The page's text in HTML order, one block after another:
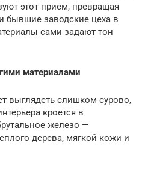
этот прием, превращая
бывшие заводские цеха в
сами задают тон
материалами
выглядеть слишком сурово,
кроется в
железо —
дерева, мягкой кожи и